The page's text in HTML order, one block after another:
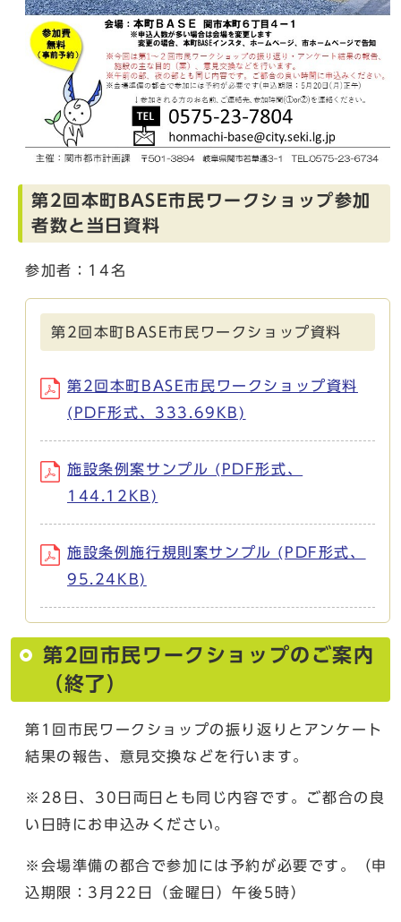
第2回本町BASE市民ワークショップ参加
者数と当日資料
参加者：14名
第2回本町BASE市民ワークショップ資料
第2回本町BASE市民ワークショップ資料
(PDF形式、333.69KB)
施設条例案サンプル (PDF形式、
144.12KB)
施設条例施行規則案サンプル (PDF形式、
95.24KB)
第2回市民ワークショップのご案内
（終了）
第1回市民ワークショップの振り返りとアンケート
結果の報告、意見交換などを行います。
※28日、30日両日とも同じ内容です。ご都合の良
い日時にお申込みください。
※会場準備の都合で参加には予約が必要です。（申
込期限：3月22日（金曜日）午後5時）